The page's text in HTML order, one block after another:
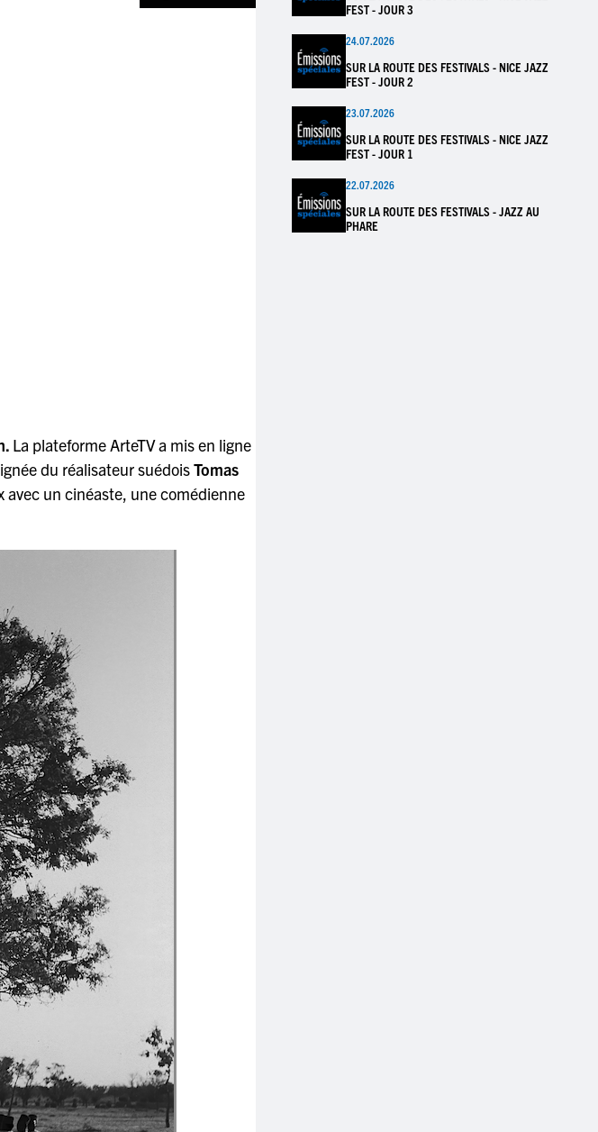
La plateforme ArteTV a mis en ligne
du réalisateur suédoisTomas
avec un cinéaste, une comédienne
FEST - JOUR 3
24.07.2026
SUR LA ROUTE DES FESTIVALS - NICE JAZZ
FEST - JOUR 2
23.07.2026
SUR LA ROUTE DES FESTIVALS - NICE JAZZ
FEST - JOUR 1
22.07.2026
SUR LA ROUTE DES FESTIVALS - JAZZ AU
PHARE